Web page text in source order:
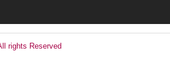
rights Reserved